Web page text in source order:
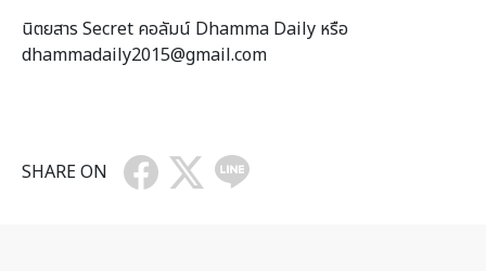
นิตยสาร Secret คอลัมน์ Dhamma Daily หรือ
dhammadaily2015@gmail.com
SHARE ON